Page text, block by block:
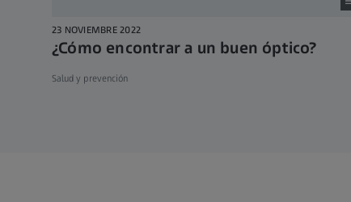
23 NOVIEMBRE 2022
¿Cómo encontrar a un buen óptico?
Salud y prevención